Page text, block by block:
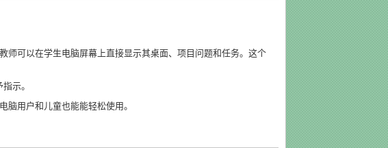
师可以在学生电脑屏幕上直接显示其桌面、项目问题和任务。这个
示。
用户和儿童也能能轻松使用。